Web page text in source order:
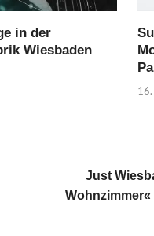
in der
Wiesbaden
Just